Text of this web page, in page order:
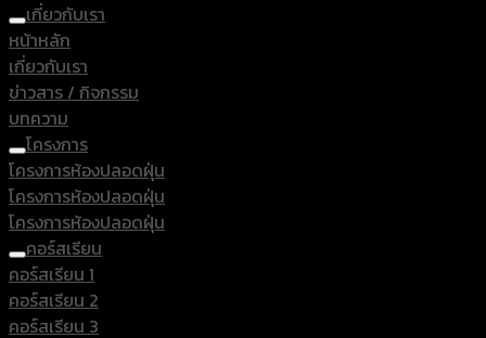
เกี่ยวกับเรา
หน้าหลัก
เกี่ยวกับเรา
ข่าวสาร / กิจกรรม
บทความ
โครงการ
โครงการห้องปลอดฝุ่น
โครงการห้องปลอดฝุ่น
โครงการห้องปลอดฝุ่น
คอร์สเรียน
คอร์สเรียน 1
คอร์สเรียน 2
คอร์สเรียน 3